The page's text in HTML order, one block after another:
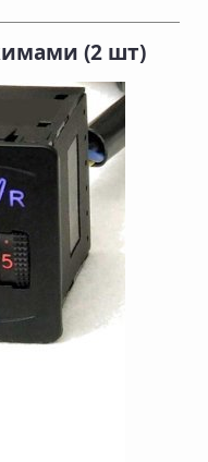
(2 шт)